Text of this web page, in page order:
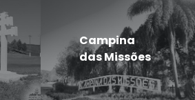
Campina
das Missões